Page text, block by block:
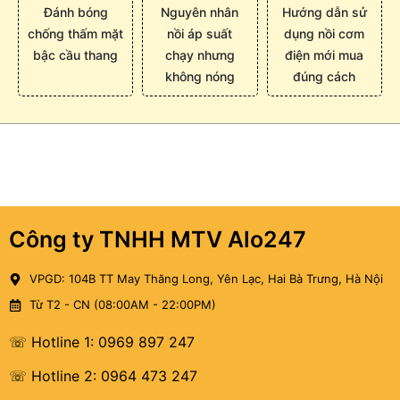
Đánh bóng
chống thấm mặt
bậc cầu thang
Nguyên nhân
nồi áp suất
chạy nhưng
không nóng
Hướng dẫn sử
dụng nồi cơm
điện mới mua
đúng cách
Công ty TNHH MTV Alo247
VPGD: 104B TT May Thăng Long, Yên Lạc, Hai Bà Trưng, Hà Nội
Từ T2 - CN (08:00AM - 22:00PM)
☏ Hotline 1: 0969 897 247
☏ Hotline 2: 0964 473 247